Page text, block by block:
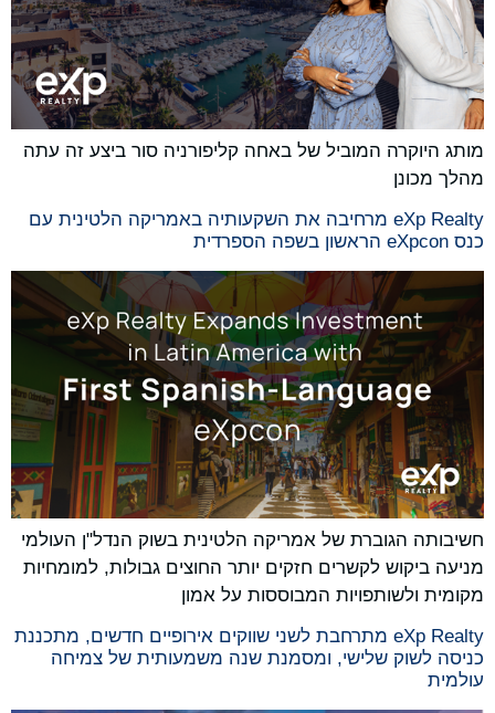
מותג היוקרה המוביל של באחה קליפורניה סור ביצע זה עתה
מהלך מכונן
eXp Realty מרחיבה את השקעותיה באמריקה הלטינית עם
כנס eXpcon הראשון בשפה הספרדית
חשיבותה הגוברת של אמריקה הלטינית בשוק הנדל"ן העולמי
מניעה ביקוש לקשרים חזקים יותר החוצים גבולות, למומחיות
מקומית ולשותפויות המבוססות על אמון
eXp Realty מתרחבת לשני שווקים אירופיים חדשים, מתכננת
כניסה לשוק שלישי, ומסמנת שנה משמעותית של צמיחה
עולמית